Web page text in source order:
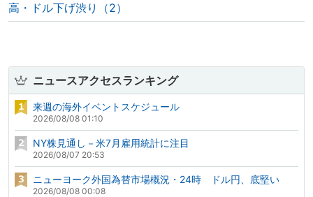
高・ドル下げ渋り（2）
ニュースアクセスランキング
来週の海外イベントスケジュール
2026/08/08 01:10
NY株見通し－米7月雇用統計に注目
2026/08/07 20:53
ニューヨーク外国為替市場概況・24時 ドル円、底堅い
2026/08/08 00:08